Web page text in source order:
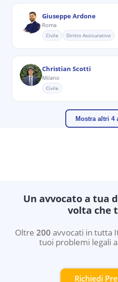
Giuseppe Ardone
Roma
Civile Diritto Assicurativo
Christian Scotti
Milano
Civile
Mostra altri 4
Un avvocato a tua
volta che
Oltre 200 avvocati in tutta
tuoi problemi legali
Richiedi